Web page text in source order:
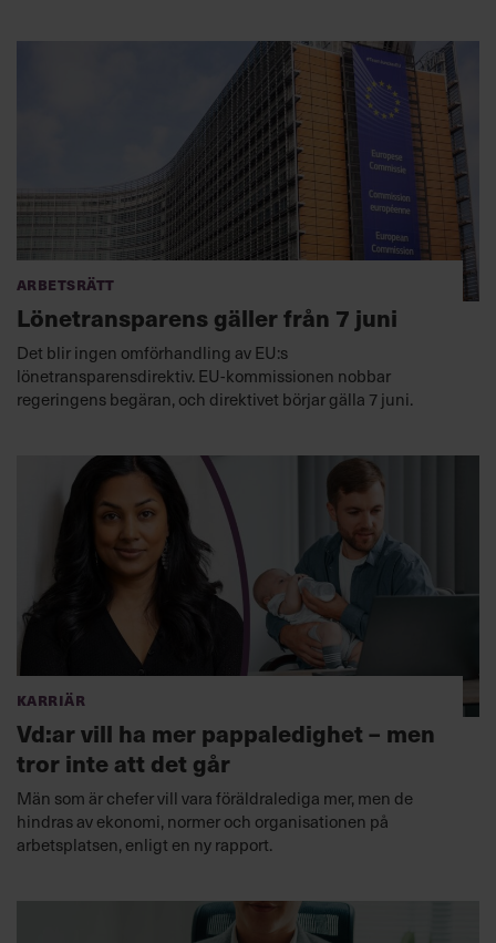
Arbetsrätt
Lönetransparens gäller från 7 juni
Det blir ingen omförhandling av EU:s
lönetransparensdirektiv. EU-kommissionen nobbar
regeringens begäran, och direktivet börjar gälla 7 juni.
Karriär
Vd:ar vill ha mer pappaledighet – men
tror inte att det går
Män som är chefer vill vara föräldralediga mer, men de
hindras av ekonomi, normer och organisationen på
arbetsplatsen, enligt en ny rapport.